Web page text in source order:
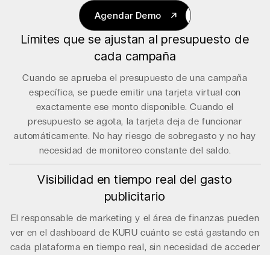
Agendar Demo
Agendar Demo
Límites que se ajustan al presupuesto de
cada campaña
Cuando se aprueba el presupuesto de una campaña
específica, se puede emitir una tarjeta virtual con
exactamente ese monto disponible. Cuando el
presupuesto se agota, la tarjeta deja de funcionar
automáticamente. No hay riesgo de sobregasto y no hay
necesidad de monitoreo constante del saldo.
Visibilidad en tiempo real del gasto
publicitario
El responsable de marketing y el área de finanzas pueden
ver en el dashboard de KURU cuánto se está gastando en
cada plataforma en tiempo real, sin necesidad de acceder